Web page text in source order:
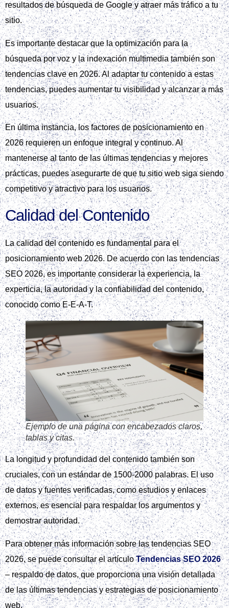
resultados de búsqueda de Google y atraer más tráfico a tu
sitio.
Es importante destacar que la optimización para la
búsqueda por voz y la indexación multimedia también son
tendencias clave en 2026. Al adaptar tu contenido a estas
tendencias, puedes aumentar tu visibilidad y alcanzar a más
usuarios.
En última instancia, los factores de posicionamiento en
2026 requieren un enfoque integral y continuo. Al
mantenerse al tanto de las últimas tendencias y mejores
prácticas, puedes asegurarte de que tu sitio web siga siendo
competitivo y atractivo para los usuarios.
Calidad del Contenido
La calidad del contenido es fundamental para el
posicionamiento web 2026. De acuerdo con las tendencias
SEO 2026, es importante considerar la experiencia, la
experticia, la autoridad y la confiabilidad del contenido,
conocido como E-E-A-T.
Ejemplo de una página con encabezados claros,
tablas y citas.
La longitud y profundidad del contenido también son
cruciales, con un estándar de 1500-2000 palabras. El uso
de datos y fuentes verificadas, como estudios y enlaces
externos, es esencial para respaldar los argumentos y
demostrar autoridad.
Para obtener más información sobre las tendencias SEO
2026, se puede consultar el artículoTendencias SEO 2026
– respaldo de datos, que proporciona una visión detallada
de las últimas tendencias y estrategias de posicionamiento
web.